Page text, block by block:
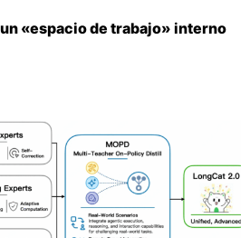
«espacio de trabajo» interno